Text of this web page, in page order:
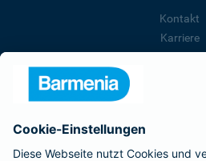
Kontakt
Karriere
Barmenia ist Teil der